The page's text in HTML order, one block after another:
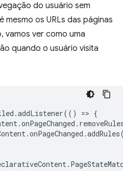
do usuário sem
os URLs das páginas
vamos ver como uma
quando o usuário visita
.addListener(() => {
.onPageChanged .
.onPageChanged .addRules
.